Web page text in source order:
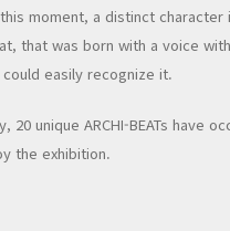
moment, a distinct
that was born with a voice
easily recognize it.
20 unique ARCHI-BEATs have
the exhibition.